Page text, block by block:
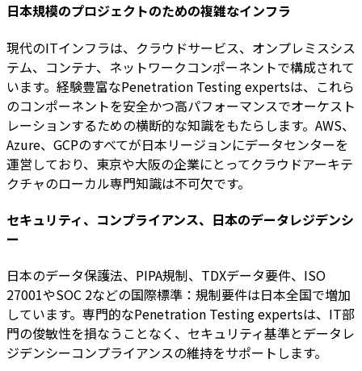
日本規模のプロジェクトのための複雑なインフラ
現代のITインフラは、クラウドサービス、オンプレミスシス
テム、コンテナ、ネットワークコンポーネントで構成されて
います。経験豊富なPenetration Testing expertsは、これら
のコンポーネントを安全かつ高パフォーマンスでオーケスト
レーションするための横断的な知識をもたらします。AWS、
Azure、GCPのすべてが日本リージョンにデータセンターを
運営しており、東京や大阪の企業にとってクラウドアーキテ
クチャのローカル専門知識は不可欠です。
セキュリティ、コンプライアンス、日本のデータレジデンシ
ー
日本のデータ保護法、PIPA規制、TDXデータ要件、ISO
27001やSOC 2などの国際標準：規制要件は日本全国で増加
しています。専門的なPenetration Testing expertsは、IT部
門の俊敏性を損なうことなく、セキュリティ基準とデータレ
ジデンシーコンプライアンスの維持をサポートします。